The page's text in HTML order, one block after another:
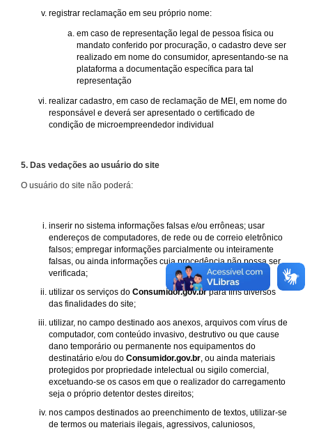
registrar reclamação em seu próprio nome:
em caso de representação legal de pessoa física ou
mandato conferido por procuração, o cadastro deve ser
realizado em nome do consumidor, apresentando-se na
plataforma a documentação específica para tal
representação
realizar cadastro, em caso de reclamação de MEI, em nome do
responsável e deverá ser apresentado o certificado de
condição de microempreendedor individual
5. Das vedações ao usuário do site
O usuário do site não poderá:
inserir no sistema informações falsas e/ou errôneas; usar
endereços de computadores, de rede ou de correio eletrônico
falsos; empregar informações parcialmente ou inteiramente
falsas, ou ainda informações cuja procedência não possa ser
verificada;
utilizar os serviços do Consumidor.gov.brpara fins diversos
das finalidades do site;
utilizar, no campo destinado aos anexos, arquivos com vírus de
computador, com conteúdo invasivo, destrutivo ou que cause
dano temporário ou permanente nos equipamentos do
destinatário e/ou do Consumidor.gov.br , ou ainda materiais
protegidos por propriedade intelectual ou sigilo comercial,
excetuando-se os casos em que o realizador do carregamento
seja o próprio detentor destes direitos;
nos campos destinados ao preenchimento de textos, utilizar-se
de termos ou materiais ilegais, agressivos, caluniosos,